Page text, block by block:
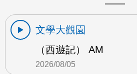
文學大觀園
（西遊記） AM
2026/08/05